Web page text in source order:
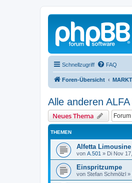
Schnellzugriff FAQ
Foren-Übersicht
Alle anderen
Neues Thema
THEMEN
Alfetta
von A.501 » Di Nov
Einspritzumpe
von Stefan Schmölzl »